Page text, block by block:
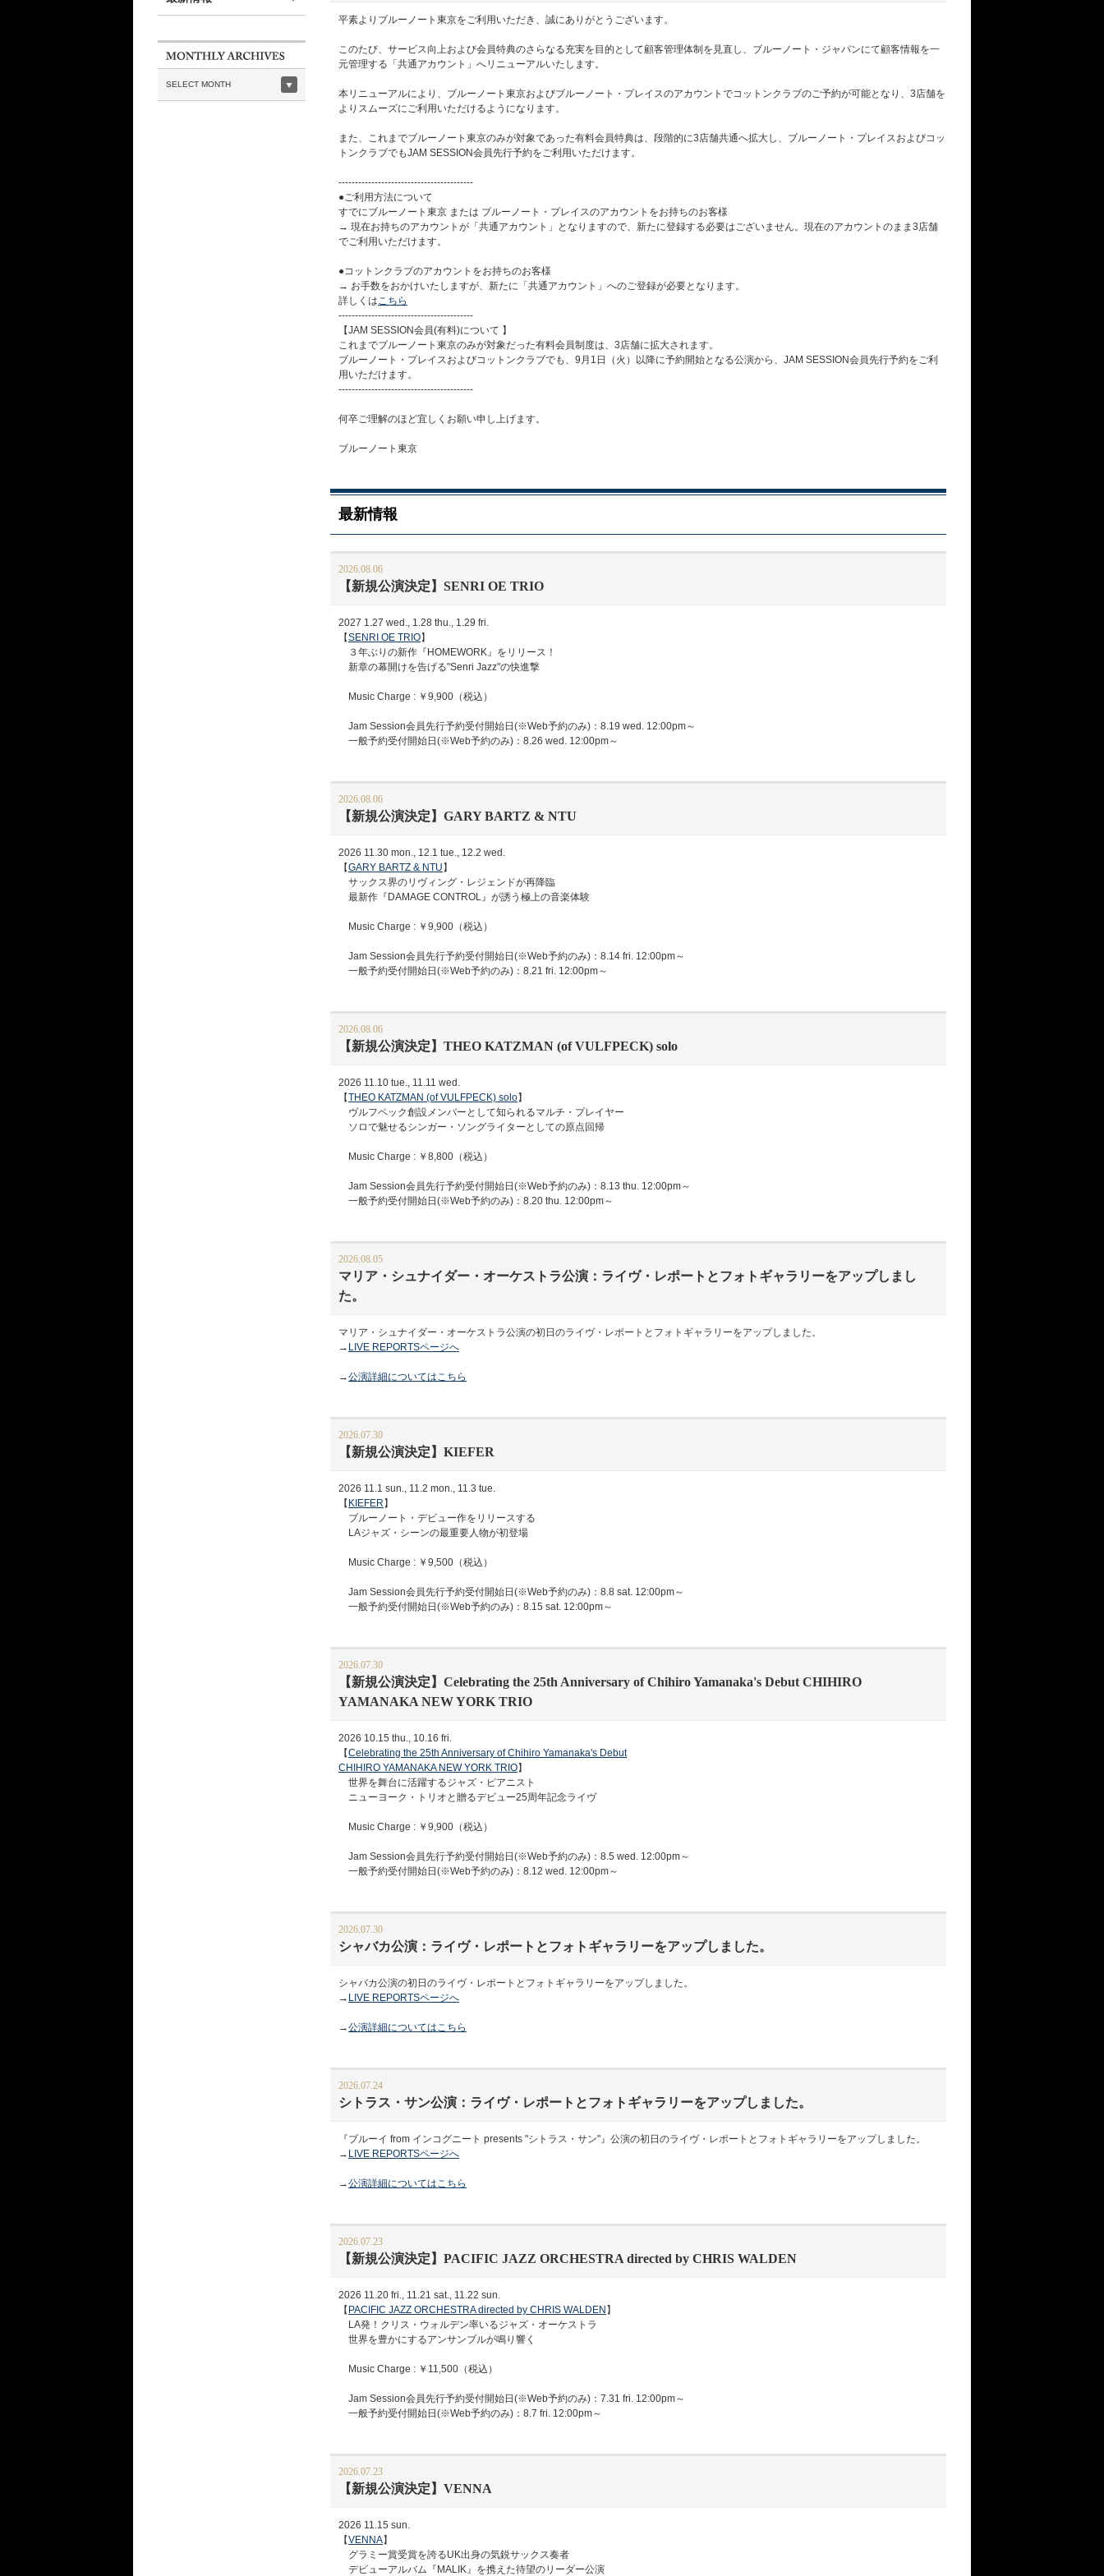
SELECT MONTH
平素よりブルーノート東京をご利用いただき、誠にありがとうございます。
このたび、サービス向上および会員特典のさらなる充実を目的として顧客管理体制を見直し、ブルーノート・ジャパンにて顧客情報を一
元管理する「共通アカウント」へリニューアルいたします。
本リニューアルにより、ブルーノート東京およびブルーノート・プレイスのアカウントでコットンクラブのご予約が可能となり、3店舗を
よりスムーズにご利用いただけるようになります。
また、これまでブルーノート東京のみが対象であった有料会員特典は、段階的に3店舗共通へ拡大し、ブルーノート・プレイスおよびコッ
トンクラブでもJAM SESSION会員先行予約をご利用いただけます。
-----------------------------------------
●ご利用方法について
すでにブルーノート東京 または ブルーノート・プレイスのアカウントをお持ちのお客様
→ 現在お持ちのアカウントが「共通アカウント」となりますので、新たに登録する必要はございません。現在のアカウントのまま3店舗
でご利用いただけます。
●コットンクラブのアカウントをお持ちのお客様
→ お手数をおかけいたしますが、新たに「共通アカウント」へのご登録が必要となります。
詳しくはこちら
-----------------------------------------
【JAM SESSION会員(有料)について 】
これまでブルーノート東京のみが対象だった有料会員制度は、3店舗に拡大されます。
ブルーノート・プレイスおよびコットンクラブでも、9月1日（火）以降に予約開始となる公演から、JAM SESSION会員先行予約をご利
用いただけます。
-----------------------------------------
何卒ご理解のほど宜しくお願い申し上げます。
ブルーノート東京
最新情報
2026.08.06
【新規公演決定】SENRI OE TRIO
2027 1.27 wed., 1.28 thu., 1.29 fri.
【SENRI OE TRIO】
３年ぶりの新作『HOMEWORK』をリリース！
新章の幕開けを告げる"Senri Jazz"の快進撃
Music Charge : ￥9,900（税込）
Jam Session会員先行予約受付開始日(※Web予約のみ)：8.19 wed. 12:00pm～
一般予約受付開始日(※Web予約のみ)：8.26 wed. 12:00pm～
2026.08.06
【新規公演決定】GARY BARTZ & NTU
2026 11.30 mon., 12.1 tue., 12.2 wed.
【GARY BARTZ & NTU 】
サックス界のリヴィング・レジェンドが再降臨
最新作『DAMAGE CONTROL』が誘う極上の音楽体験
Music Charge : ￥9,900（税込）
Jam Session会員先行予約受付開始日(※Web予約のみ)：8.14 fri. 12:00pm～
一般予約受付開始日(※Web予約のみ)：8.21 fri. 12:00pm～
2026.08.06
【新規公演決定】THEO KATZMAN (of VULFPECK) solo
2026 11.10 tue., 11.11 wed.
【THEO KATZMAN (of VULFPECK) solo】
ヴルフペック創設メンバーとして知られるマルチ・プレイヤー
ソロで魅せるシンガー・ソングライターとしての原点回帰
Music Charge : ￥8,800（税込）
Jam Session会員先行予約受付開始日(※Web予約のみ)：8.13 thu. 12:00pm～
一般予約受付開始日(※Web予約のみ)：8.20 thu. 12:00pm～
2026.08.05
マリア・シュナイダー・オーケストラ公演：ライヴ・レポートとフォトギャラリーをアップしまし
た。
マリア・シュナイダー・オーケストラ公演の初日のライヴ・レポートとフォトギャラリーをアップしました。
→ LIVE REPORTSページへ
→公演詳細についてはこちら
2026.07.30
【新規公演決定】KIEFER
2026 11.1 sun., 11.2 mon., 11.3 tue.
【 KIEFER 】
ブルーノート・デビュー作をリリースする
LAジャズ・シーンの最重要人物が初登場
Music Charge : ￥9,500（税込）
Jam Session会員先行予約受付開始日(※Web予約のみ)：8.8 sat. 12:00pm～
一般予約受付開始日(※Web予約のみ)：8.15 sat. 12:00pm～
2026.07.30
【新規公演決定】Celebrating the 25th Anniversary of Chihiro Yamanaka's Debut CHIHIRO
YAMANAKA NEW YORK TRIO
2026 10.15 thu., 10.16 fri.
【Celebrating the 25th Anniversary of Chihiro Yamanaka's Debut
CHIHIRO YAMANAKA NEW YORK TRIO】
世界を舞台に活躍するジャズ・ピアニスト
ニューヨーク・トリオと贈るデビュー25周年記念ライヴ
Music Charge : ￥9,900（税込）
Jam Session会員先行予約受付開始日(※Web予約のみ)：8.5 wed. 12:00pm～
一般予約受付開始日(※Web予約のみ)：8.12 wed. 12:00pm～
2026.07.30
シャバカ公演：ライヴ・レポートとフォトギャラリーをアップしました。
シャバカ公演の初日のライヴ・レポートとフォトギャラリーをアップしました。
→ LIVE REPORTSページへ
→公演詳細についてはこちら
2026.07.24
シトラス・サン公演：ライヴ・レポートとフォトギャラリーをアップしました。
『ブルーイ from インコグニート presents "シトラス・サン"』公演の初日のライヴ・レポートとフォトギャラリーをアップしました。
→ LIVE REPORTSページへ
→公演詳細についてはこちら
2026.07.23
【新規公演決定】PACIFIC JAZZ ORCHESTRA directed by CHRIS WALDEN
2026 11.20 fri., 11.21 sat., 11.22 sun.
【 PACIFIC JAZZ ORCHESTRA directed by CHRIS WALDEN 】
LA発！クリス・ウォルデン率いるジャズ・オーケストラ
世界を豊かにするアンサンブルが鳴り響く
Music Charge : ￥11,500（税込）
Jam Session会員先行予約受付開始日(※Web予約のみ)：7.31 fri. 12:00pm～
一般予約受付開始日(※Web予約のみ)：8.7 fri. 12:00pm～
2026.07.23
【新規公演決定】VENNA
2026 11.15 sun.
【VENNA】
グラミー賞受賞を誇るUK出身の気鋭サックス奏者
デビューアルバム『MALIK』を携えた待望のリーダー公演